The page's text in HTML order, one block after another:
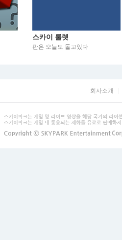
스카이 룰렛
판은 오늘도 돌고있다
회사소개